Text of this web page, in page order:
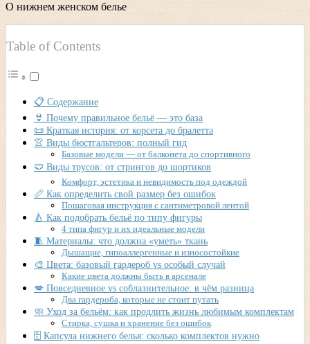
О нижнем женском белье
Table of Contents
📋 Содержание
👙 Почему правильное бельё — это база
📜 Краткая история: от корсета до бралетта
👚 Виды бюстгальтеров: полный гид
Базовые модели — от балконета до спортивного
🩲 Виды трусов: от стрингов до шортиков
Комфорт, эстетика и невидимость под одеждой
📏 Как определить свой размер без ошибок
Пошаговая инструкция с сантиметровой лентой
🍐 Как подобрать бельё по типу фигуры
4 типа фигур и их идеальные модели
🧵 Материалы: что должна «уметь» ткань
Дышащие, гипоаллергенные и износостойкие
🎨 Цвета: базовый гардероб vs особый случай
Какие цвета должны быть в арсенале
💋 Повседневное vs соблазнительное: в чём разница
Два гардероба, которые не стоит путать
🧼 Уход за бельём: как продлить жизнь любимым комплектам
Стирка, сушка и хранение без ошибок
🗄️ Капсула нижнего белья: сколько комплектов нужно